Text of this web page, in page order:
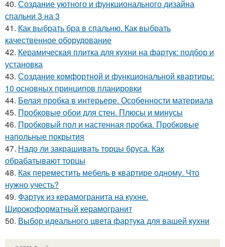
40. Создание уютного и функционального дизайна
спальни 3 на 3
41. Как выбрать бра в спальню. Как выбрать
качественное оборудование
42. Керамическая плитка для кухни на фартук: подбор и
установка
43. Создание комфортной и функциональной квартиры:
10 основных принципов планировки
44. Белая пробка в интерьере. Особенности материала
45. Пробковые обои для стен. Плюсы и минусы
46. Пробковый пол и настенная пробка. Пробковые
напольные покрытия
47. Надо ли закрашивать торцы бруса. Как
обрабатывают торцы
48. Как переместить мебель в квартире одному. Что
нужно учесть?
49. Фартук из керамогранита на кухне.
Широкоформатный керамогранит
50. Выбор идеального цвета фартука для вашей кухни